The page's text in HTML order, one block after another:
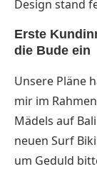
Design stand
Erste
die Bude ein
Unsere Pläne
mir im
Mädels auf
neuen Surf
um Geduld